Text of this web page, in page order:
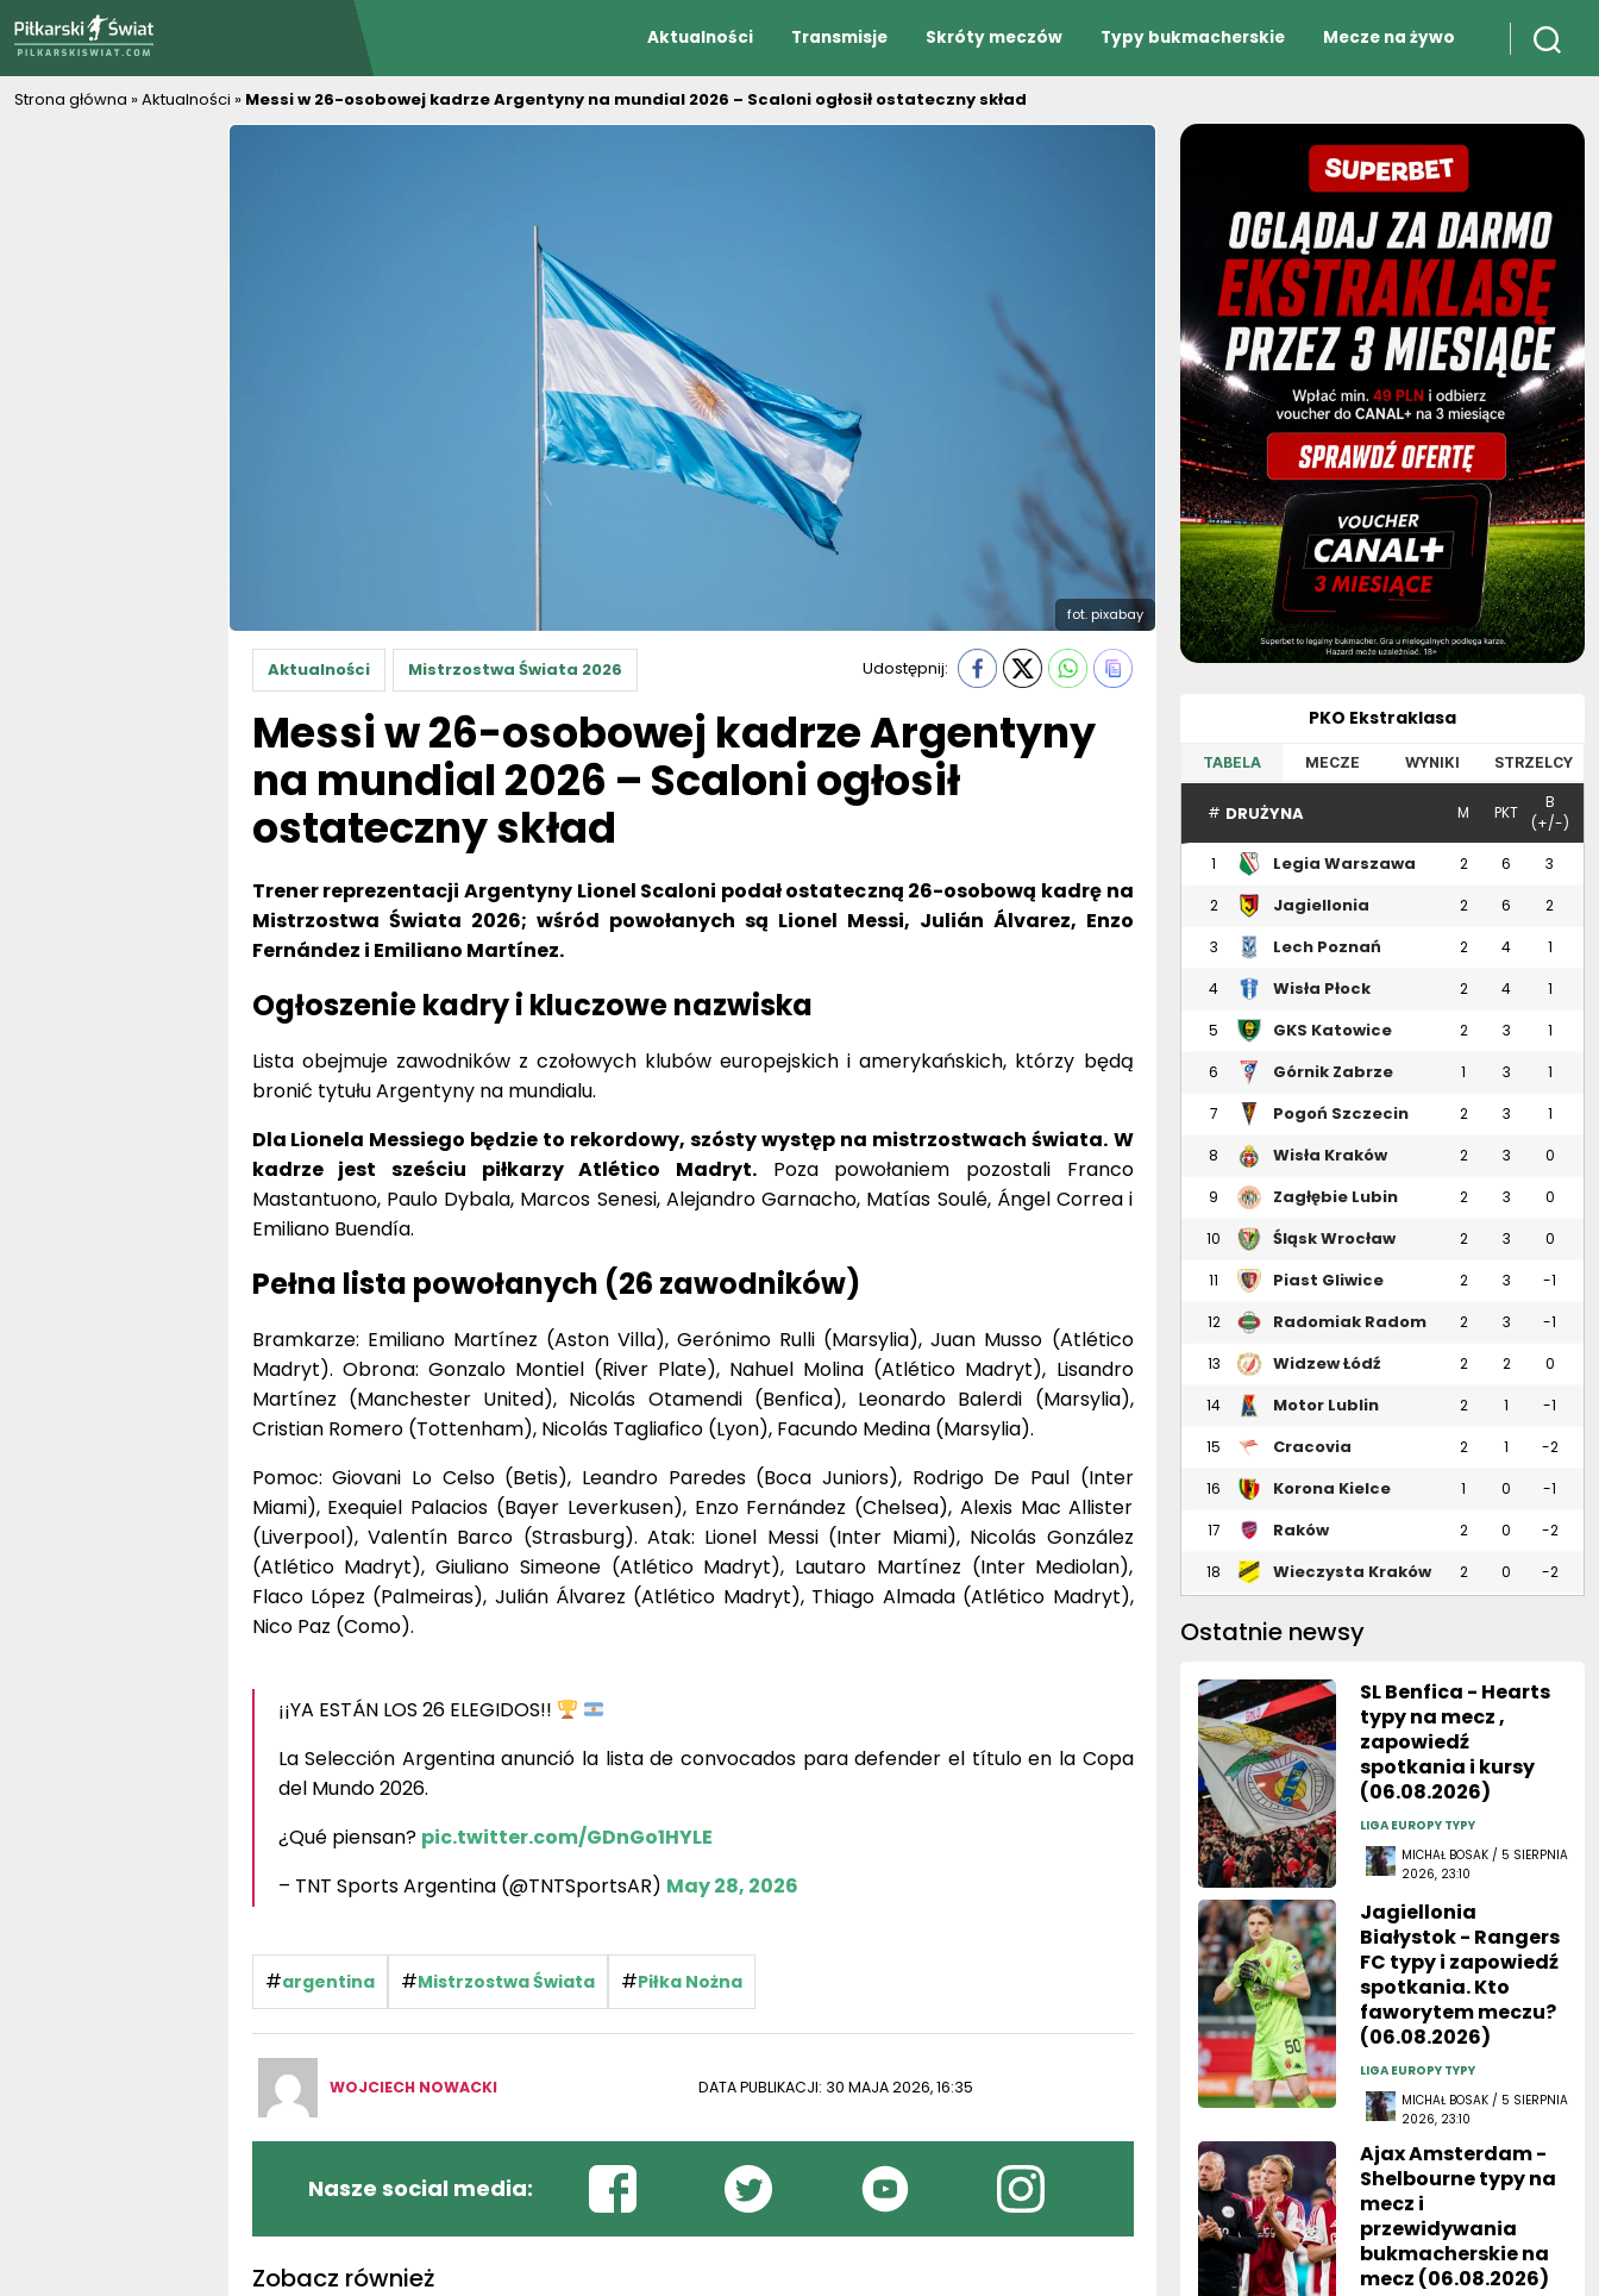
Aktualności Transmisje Skróty meczów Typy bukmacherskie Mecze na żywo
Strona główna »Aktualności » Messi w 26-osobowej kadrze Argentyny na mundial 2026 – Scaloni ogłosił ostateczny skład
fot. pixabay
Aktualności Mistrzostwa Świata 2026 Udostępnij:
Messi w 26-osobowej kadrze Argentyny
na mundial 2026 – Scaloni ogłosił
ostateczny skład
Trener reprezentacji Argentyny Lionel Scaloni podał ostateczną 26-osobową kadrę na
Mistrzostwa Świata 2026; wśród powołanych są Lionel Messi, Julián Álvarez, Enzo
Fernández i Emiliano Martínez.
Ogłoszenie kadry i kluczowe nazwiska
Lista obejmuje zawodników z czołowych klubów europejskich i amerykańskich, którzy będą
bronić tytułu Argentyny na mundialu.
Dla Lionela Messiego będzie to rekordowy, szósty występ na mistrzostwach świata. W
kadrze jest sześciu piłkarzy Atlético Madryt.Poza powołaniem pozostali Franco
Mastantuono, Paulo Dybala, Marcos Senesi, Alejandro Garnacho, Matías Soulé, Ángel Correa i
Emiliano Buendía.
Pełna lista powołanych (26 zawodników)
Bramkarze: Emiliano Martínez (Aston Villa), Gerónimo Rulli (Marsylia), Juan Musso (Atlético
Madryt). Obrona: Gonzalo Montiel (River Plate), Nahuel Molina (Atlético Madryt), Lisandro
Martínez (Manchester United), Nicolás Otamendi (Benfica), Leonardo Balerdi (Marsylia),
Cristian Romero (Tottenham), Nicolás Tagliafico (Lyon), Facundo Medina (Marsylia).
Pomoc: Giovani Lo Celso (Betis), Leandro Paredes (Boca Juniors), Rodrigo De Paul (Inter
Miami), Exequiel Palacios (Bayer Leverkusen), Enzo Fernández (Chelsea), Alexis Mac Allister
(Liverpool), Valentín Barco (Strasburg). Atak: Lionel Messi (Inter Miami), Nicolás González
(Atlético Madryt), Giuliano Simeone (Atlético Madryt), Lautaro Martínez (Inter Mediolan),
Flaco López (Palmeiras), Julián Álvarez (Atlético Madryt), Thiago Almada (Atlético Madryt),
Nico Paz (Como).
¡¡YA ESTÁN LOS 26 ELEGIDOS!!
La Selección Argentina anunció la lista de convocados para defender el título en la Copa
del Mundo 2026.
¿Qué piensan? pic.twitter.com/GDnGo1HYLE
– TNT Sports Argentina (@TNTSportsAR) May 28, 2026
#argentina #Mistrzostwa Świata #Piłka Nożna
WOJCIECH NOWACKI DATA PUBLIKACJI: 30 MAJA 2026, 16:35
Nasze social media:
Zobacz również
PKO Ekstraklasa
TABELA MECZE WYNIKI STRZELCY
# DRUŻYNA M PKT
B
(+/-)
1
Legia Warszawa 2 6 3
2
Jagiellonia
2 6 2
3 Lech Poznań 2 4 1
4 Wisła Płock 2 4 1
5 GKS Katowice 2 3 1
6 Górnik Zabrze 1 3 1
7 Pogoń Szczecin 2 3 1
8 Wisła Kraków 2 3 0
9 Zagłębie Lubin 2 3 0
10 Śląsk Wrocław 2 3 0
11 Piast Gliwice 2 3 -1
12 Radomiak Radom 2 3 -1
13 Widzew Łódź 2 2 0
14 Motor Lublin 2 1 -1
15 Cracovia 2 1 -2
16 Korona Kielce 1 0 -1
17
Raków
2 0 -2
18 Wieczysta Kraków 2 0 -2
Ostatnie newsy
SL Benfica - Hearts
typy na mecz ,
zapowiedź
spotkania i kursy
(06.08.2026)
LIGA EUROPY TYPY
MICHAŁ BOSAK / 5 SIERPNIA
2026, 23:10
Jagiellonia
Białystok - Rangers
FC typy i zapowiedź
spotkania. Kto
faworytem meczu?
(06.08.2026)
LIGA EUROPY TYPY
MICHAŁ BOSAK / 5 SIERPNIA
2026, 23:10
Ajax Amsterdam -
Shelbourne typy na
mecz i
przewidywania
bukmacherskie na
mecz (06.08.2026)